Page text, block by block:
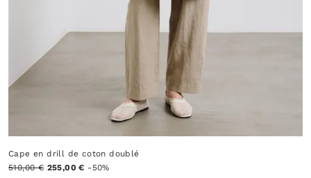
Cape en drill de coton doublé
510,00 € 255,00 € -50%